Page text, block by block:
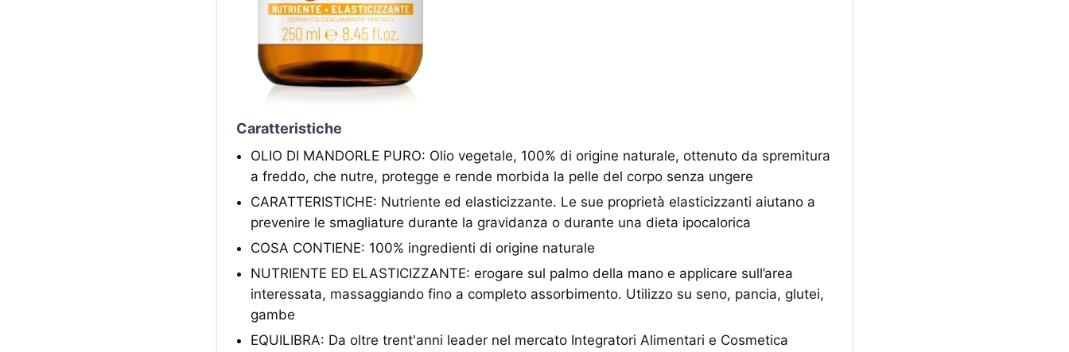
Caratteristiche
OLIO DI MANDORLE PURO: Olio vegetale, 100% di origine naturale, ottenuto da spremitura
a freddo, che nutre, protegge e rende morbida la pelle del corpo senza ungere
CARATTERISTICHE: Nutriente ed elasticizzante. Le sue proprietà elasticizzanti aiutano a
prevenire le smagliature durante la gravidanza o durante una dieta ipocalorica
COSA CONTIENE: 100% ingredienti di origine naturale
NUTRIENTE ED ELASTICIZZANTE: erogare sul palmo della mano e applicare sull’area
interessata, massaggiando fino a completo assorbimento. Utilizzo su seno, pancia, glutei,
gambe
EQUILIBRA: Da oltre trent'anni leader nel mercato Integratori Alimentari e Cosmetica